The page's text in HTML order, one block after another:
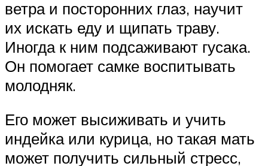
ветра и посторонних глаз, научит
их искать еду и щипать траву.
Иногда к ним подсаживают гусака.
Он помогает самке воспитывать
молодняк.
Его может высиживать и учить
индейка или курица, но такая мать
может получить сильный стресс,